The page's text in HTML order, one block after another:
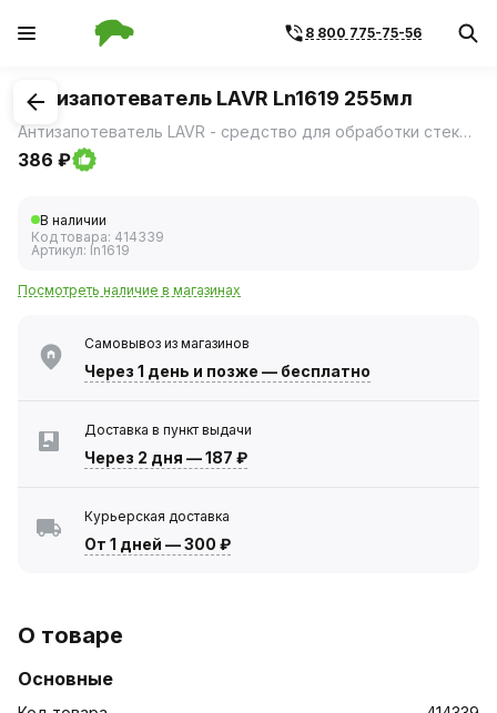
8 800 775-75-56
1/2
Антизапотеватель LAVR Ln1619 255мл
Антизапотеватель LAVR - средство для обработки стекол и зеркал автомобиля.
386 ₽
В наличии
Код товара: 414339
Артикул: ln1619
Посмотреть наличие в магазинах
Самовывоз из магазинов
Через 1 день и позже — бесплатно
Доставка в пункт выдачи
Через 2 дня —187 ₽
Курьерская доставка
От 1 дней —300 ₽
О товаре
Основные